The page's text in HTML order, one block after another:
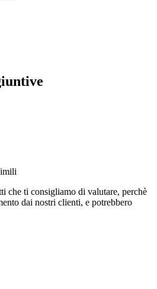
che ti consigliamo di valutare, perchè
dai nostri clienti, e potrebbero